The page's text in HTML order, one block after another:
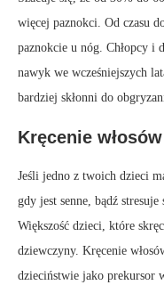
więcej paznokci. Od czasu
paznokcie u nóg. Chłopcy i
nawyk we wcześniejszych
bardziej skłonni do
Kręcenie włosów
Jeśli jedno z twoich dzieci
gdy jest senne, bądź
Większość dzieci, które
dziewczyny. Kręcenie
dzieciństwie jako prekursor